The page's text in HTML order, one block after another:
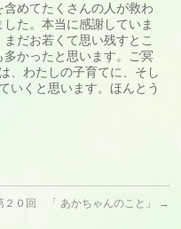
含めてたくさんの人が救わ
した。本当に感謝していま
まだお若くて思い残すとこ
多かったと思います。ご冥
、わたしの子育てに、そし
いくと思います。ほんとう
２０回 「 あかちゃんのこと」 →